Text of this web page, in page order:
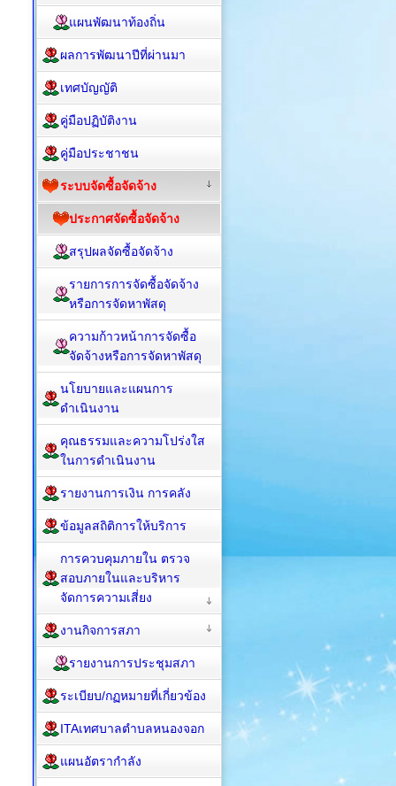
แผนพัฒนาท้องถิ่น
ผลการพัฒนาปีที่ผ่านมา
เทศบัญญัติ
คู่มือปฏิบัติงาน
คู่มือประชาชน
ระบบจัดซื้อจัดจ้าง
ประกาศจัดซื้อจัดจ้าง
สรุปผลจัดซื้อจัดจ้าง
รายการการจัดซื้อจัดจ้าง
หรือการจัดหาพัสดุ
ความก้าวหน้าการจัดซื้อ
จัดจ้างหรือการจัดหาพัสดุ
นโยบายและแผนการ
ดำเนินงาน
คุณธรรมและความโปร่งใส
ในการดำเนินงาน
รายงานการเงิน การคลัง
ข้อมูลสถิติการให้บริการ
การควบคุมภายใน ตรวจ
สอบภายในและบริหาร
จัดการความเสี่ยง
งานกิจการสภา
รายงานการประชุมสภา
ระเบียบ/กฏหมายที่เกี่ยวข้อง
ITAเทศบาลตำบลหนองจอก
แผนอัตรากำลัง